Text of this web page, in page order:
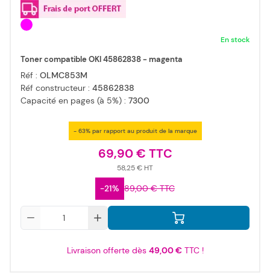
En stock
Toner compatible OKI 45862838 - magenta
Réf : OLMC853M
Réf constructeur : 45862838
Capacité en pages (à 5%) : 7300
- 63% par rapport au produit de la marque
69,90 €
58,25 €
-21% 89,00 €
Livraison offerte dès 49,00 €TTC !